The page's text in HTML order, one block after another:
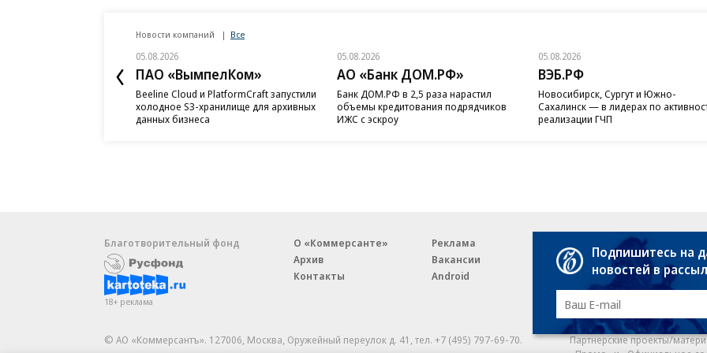
Новости компаний Все
05.08.2026
ПАО «ВымпелКом»
Beeline Cloud и PlatformCraft запустили
холодное S3-хранилище для архивных
данных бизнеса
05.08.2026
АО «Банк ДОМ.РФ»
Банк ДОМ.РФ в 2,5 раза нарастил
объемы кредитования подрядчиков
ИЖС с эскроу
05.08.2026
ВЭБ.РФ
Новосибирск, Сургут и Южно-
Сахалинск — в лидерах по
реализации ГЧП
Благотворительный фонд
18+ реклама
О «Коммерсанте»
Архив
Контакты
Реклама
Вакансии
Android
Обратная связь
Правовая информация
E-mail рассылки
© АО «Коммерсантъ». 127006, Москва, Оружейный переулок д. 41,тел. +7 (495) 797-69-70.
Партнерские проекты/
Подпишитесь на
новостей в